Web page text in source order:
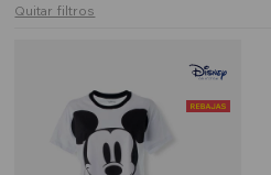
Quitar filtros